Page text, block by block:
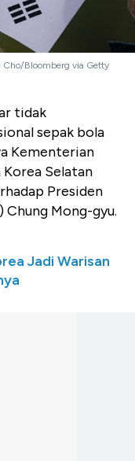
Cho/Bloomberg via Getty
tidak
sepak bola
Kementerian
Korea Selatan
Presiden
Chung Mong-gyu.
Jadi Warisan